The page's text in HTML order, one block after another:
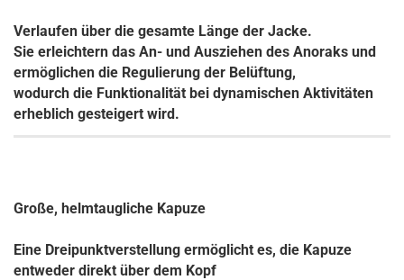
Verlaufen über die gesamte Länge der Jacke.
Sie erleichtern das An- und Ausziehen des Anoraks und
ermöglichen die Regulierung der Belüftung,
wodurch die Funktionalität bei dynamischen Aktivitäten
erheblich gesteigert wird.
Große, helmtaugliche Kapuze
Eine Dreipunktverstellung ermöglicht es, die Kapuze
entweder direkt über dem Kopf